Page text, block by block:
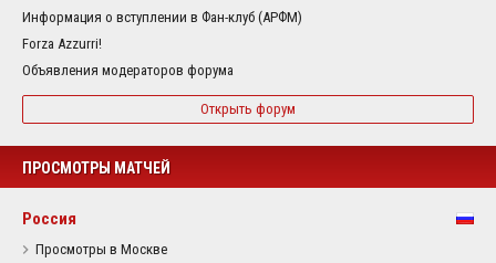
Информация о вступлении в Фан-клуб (АРФМ)
Forza Azzurri!
Объявления модераторов форума
Открыть форум
ПРОСМОТРЫ МАТЧЕЙ
Россия
Просмотры в Москве